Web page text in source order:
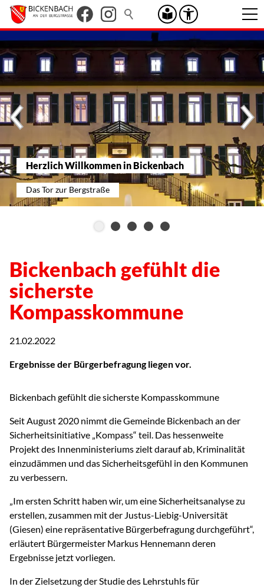
Herzlich Willkommen in Bickenbach
Das Tor zur Bergstraße
Bickenbach gefühlt die
sicherste
Kompasskommune
21.02.2022
Ergebnisse der Bürgerbefragung liegen vor.
Bickenbach gefühlt die sicherste Kompasskommune
Seit August 2020 nimmt die Gemeinde Bickenbach an der
Sicherheitsinitiative „Kompass“ teil. Das hessenweite
Projekt des Innenministeriums zielt darauf ab, Kriminalität
einzudämmen und das Sicherheitsgefühl in den Kommunen
zu verbessern.
„Im ersten Schritt haben wir, um eine Sicherheitsanalyse zu
erstellen, zusammen mit der Justus-Liebig-Universität
(Giesen) eine repräsentative Bürgerbefragung durchgeführt“,
erläutert Bürgermeister Markus Hennemann deren
Ergebnisse jetzt vorliegen.
In der Zielsetzung der Studie des Lehrstuhls für